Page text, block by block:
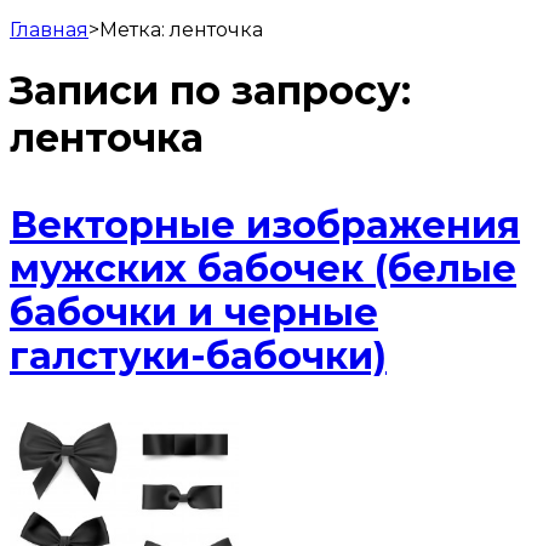
Главная>Метка:ленточка
Записи по запросу:
ленточка
Векторные изображения
мужских бабочек (белые
бабочки и черные
галстуки-бабочки)